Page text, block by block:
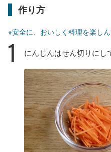
作り方
※安全に、おいしく料理を楽し
1 にんじんはせん切りにし